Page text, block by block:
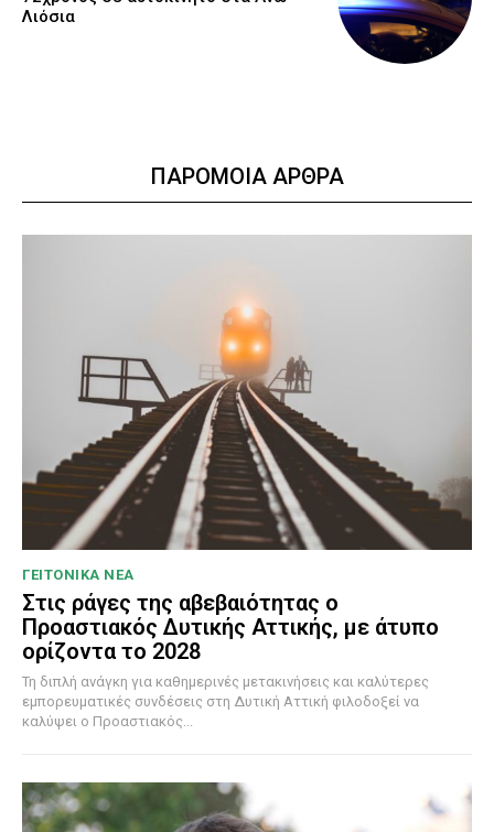
Λιόσια
ΠΑΡΟΜΟΙΑ ΑΡΘΡΑ
ΓΕΙΤΟΝΙΚΑ ΝΕΑ
Στις ράγες της αβεβαιότητας ο
Προαστιακός Δυτικής Αττικής, με άτυπο
ορίζοντα το 2028
Τη διπλή ανάγκη για καθημερινές μετακινήσεις και καλύτερες
εμπορευματικές συνδέσεις στη Δυτική Αττική φιλοδοξεί να
καλύψει ο Προαστιακός...